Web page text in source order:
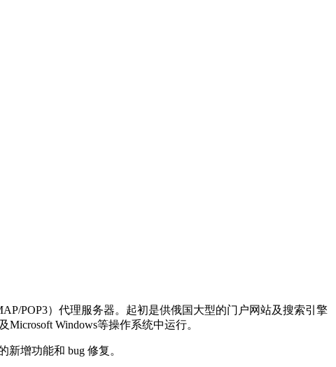
POP3）代理服务器。起初是供俄国大型的门户网站及搜索引擎
Windows等操作系统中运行。
新增功能和 bug 修复。